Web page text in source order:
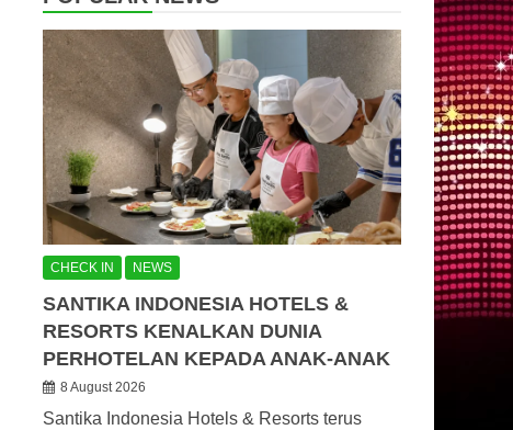
CHECK IN NEWS
SANTIKA INDONESIA HOTELS &
RESORTS KENALKAN DUNIA
PERHOTELAN KEPADA ANAK-ANAK
8 August 2026
Santika Indonesia Hotels & Resorts terus